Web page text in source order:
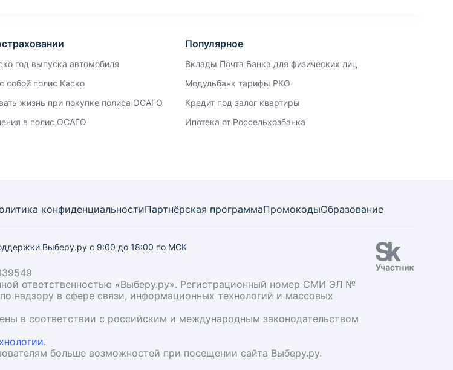
год выпуска автомобиля
собой полис Каско
жизнь при покупке полиса ОСАГО
в полис ОСАГО
Популярное
Вклады Почта Банка для физических лиц
Модульбанк тарифы РКО
Кредит под залог квартиры
Ипотека от Россельхозбанка
конфиденциальностиПартнёрская программаПромокодыОбразование
Выберу.ру с 9:00 до 18:00 по МСК
ответственностью «Выберу.ру». Регистрационный номер СМИ ЭЛ №
надзору в сфере связи, информационных технологий и массовых
в соответствии с российским и международным законодательством
больше возможностей при посещении сайта Выберу.ру.